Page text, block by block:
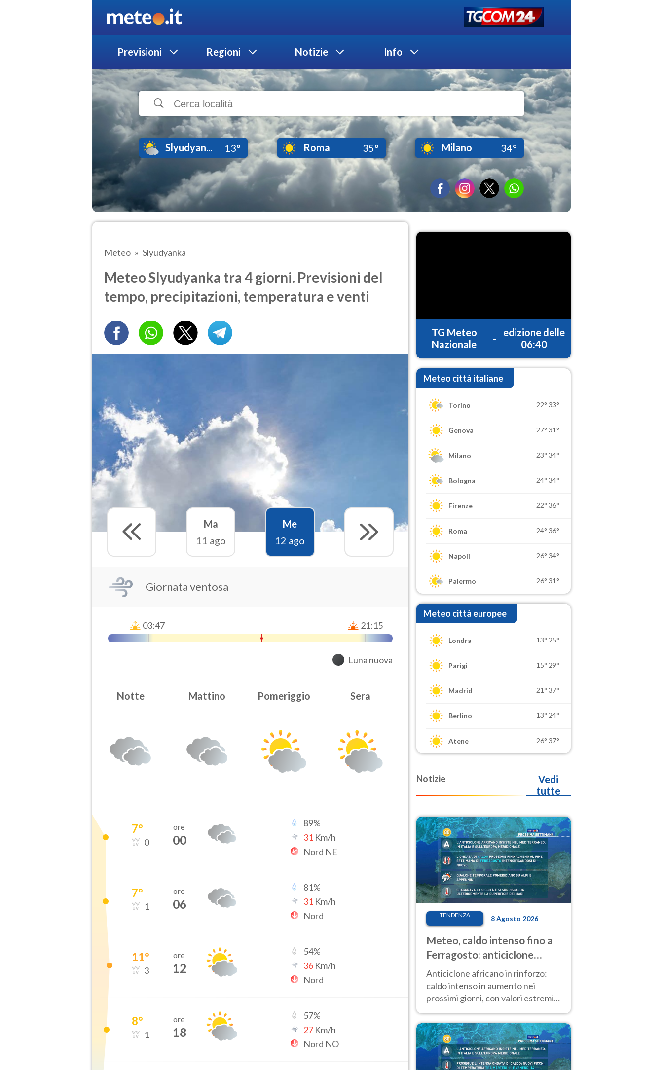
Previsioni Regioni Notizie Info
Slyudyan... 13° Roma 35° Milano 34°
Meteo Slyudyanka
Meteo Slyudyanka tra 4 giorni. Previsioni del
tempo, precipitazioni, temperatura e venti
Ma
11 ago
Me
12 ago
Giornata ventosa
03:47 21:15
Luna nuova
Notte Mattino Pomeriggio Sera
7°
0
ore
00
89%
31 Km/h
Nord NE
7°
1
ore
06
81%
31 Km/h
Nord
11°
3
ore
12
54%
36 Km/h
Nord
8°
1
ore
18
57%
27 Km/h
Nord NO
TG Meteo
Nazionale
-
edizione delle
06:40
Meteo città italiane
Torino 22° 33°
Genova 27° 31°
Milano 23° 34°
Bologna 24° 34°
Firenze 22° 36°
Roma 24° 36°
Napoli 26° 34°
Palermo 26° 31°
Meteo città europee
Londra 13° 25°
Parigi 15° 29°
Madrid 21° 37°
Berlino 13° 24°
Atene 26° 37°
Notizie
Vedi
tutte
TENDENZA 8 Agosto 2026
Meteo, caldo intenso fino a
Ferragosto: anticiclone
africano ancora
protagonista
Anticiclone africano in rinforzo:
caldo intenso in aumento nei
prossimi giorni, con valori estremi
d’Italia.